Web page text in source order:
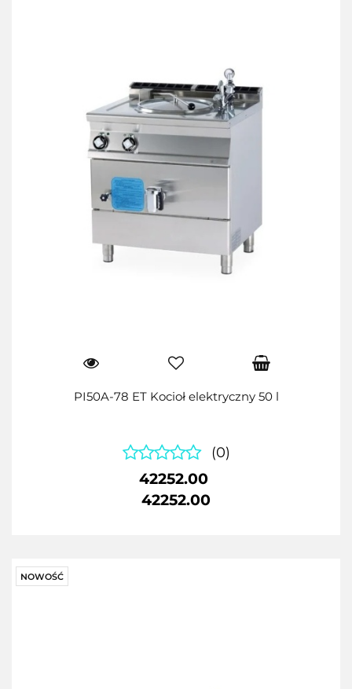
PI50A-78 ET Kocioł elektryczny 50 l
(0)
42252.00
42252.00
NOWOŚĆ